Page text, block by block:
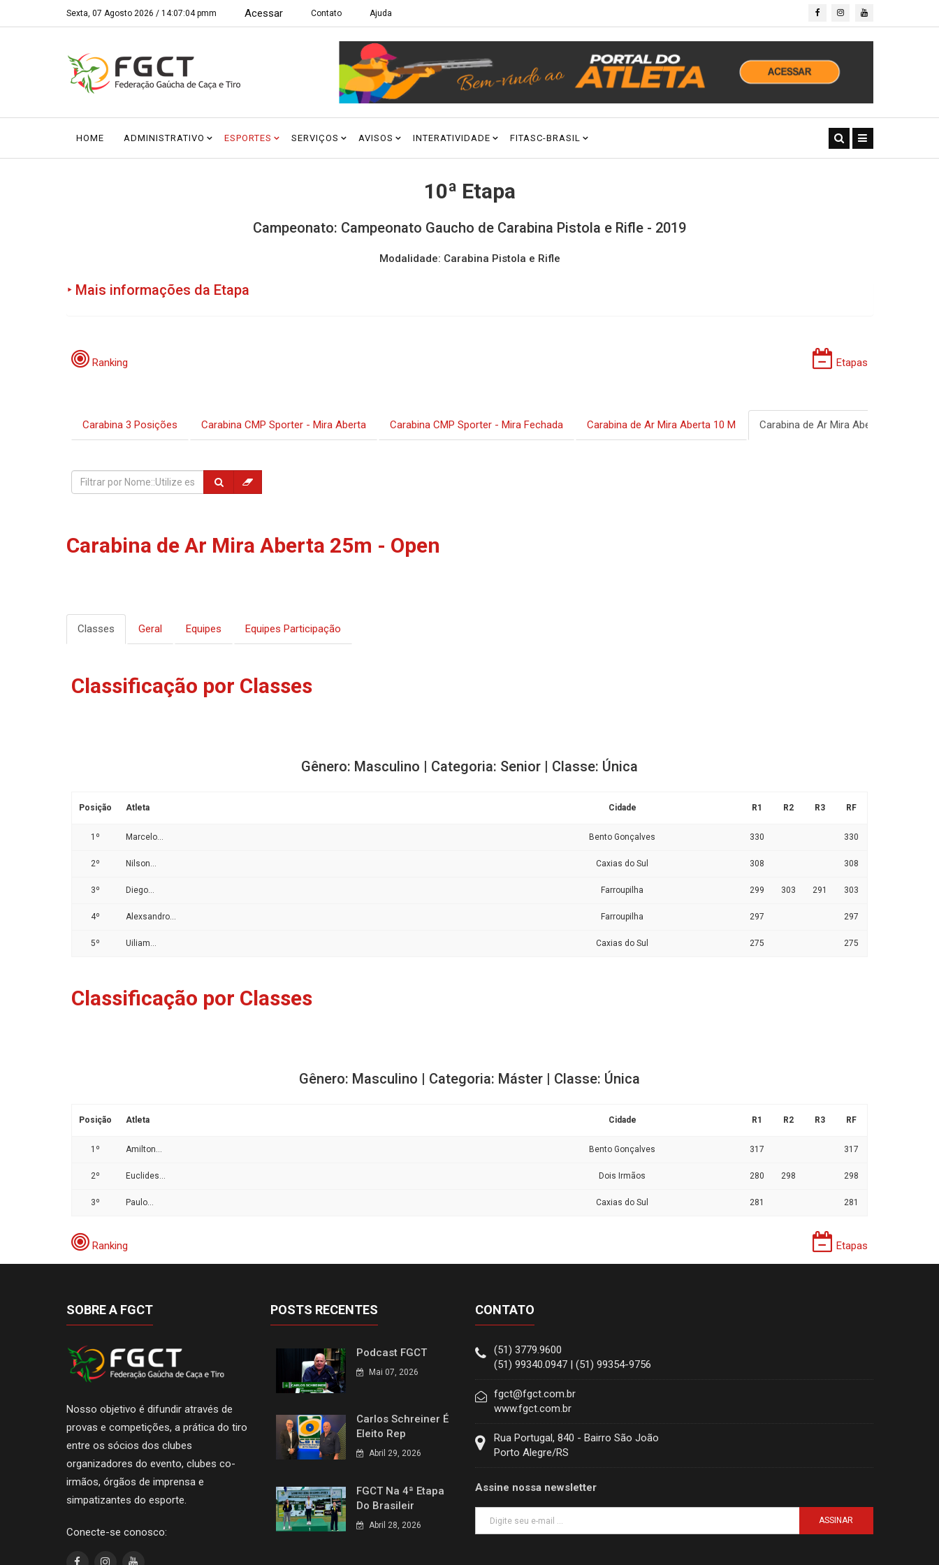
Sexta, 07 Agosto 2026 / 14:07:04 pmm Acessar Contato Ajuda
HOME ADMINISTRATIVO ESPORTES SERVIÇOS AVISOS INTERATIVIDADE FITASC-BRASIL
10ª Etapa
Campeonato: Campeonato Gaucho de Carabina Pistola e Rifle - 2019
Modalidade: Carabina Pistola e Rifle
‣ Mais informações da Etapa
Período de Incrições:
Ranking Etapas
Carabina 3 Posições Carabina CMP Sporter - Mira Aberta Carabina CMP Sporter - Mira Fechada Carabina de Ar Mira Aberta 10 M Carabina de Ar Mira Aberta 25m - Open
Carabina de Ar Mira Aberta 25m - Open
Classes Geral Equipes Equipes Participação
Classificação por Classes
Gênero: Masculino | Categoria: Senior | Classe: Única
Posição Atleta Cidade R1 R2 R3 RF
1º Marcelo... Bento Gonçalves 330 330
2º Nilson... Caxias do Sul 308 308
3º Diego... Farroupilha 299 303 291 303
4º Alexsandro... Farroupilha 297 297
5º Uiliam... Caxias do Sul 275 275
Classificação por Classes
Gênero: Masculino | Categoria: Máster | Classe: Única
Posição Atleta Cidade R1 R2 R3 RF
1º Amilton... Bento Gonçalves 317 317
2º Euclides... Dois Irmãos 280 298 298
3º Paulo... Caxias do Sul 281 281
Ranking Etapas
SOBRE A FGCT
Nosso objetivo é difundir através de
provas e competições, a prática do tiro
entre os sócios dos clubes
organizadores do evento, clubes co-
irmãos, órgãos de imprensa e
simpatizantes do esporte.
Conecte-se conosco:
POSTS RECENTES
Podcast FGCT
Mai 07, 2026
Carlos Schreiner É
Eleito Rep
Abril 29, 2026
FGCT Na 4ª Etapa
Do Brasileir
Abril 28, 2026
CONTATO
(51) 3779.9600
(51) 99340.0947 | (51) 99354-9756
fgct@fgct.com.br
www.fgct.com.br
Rua Portugal, 840 - Bairro São João
Porto Alegre/RS
Assine nossa newsletter
ASSINAR